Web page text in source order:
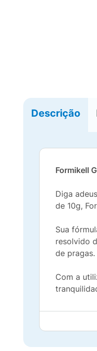
Descrição
Formikell
Diga
de 10g,
Sua
resolvido
de pragas.
Com a